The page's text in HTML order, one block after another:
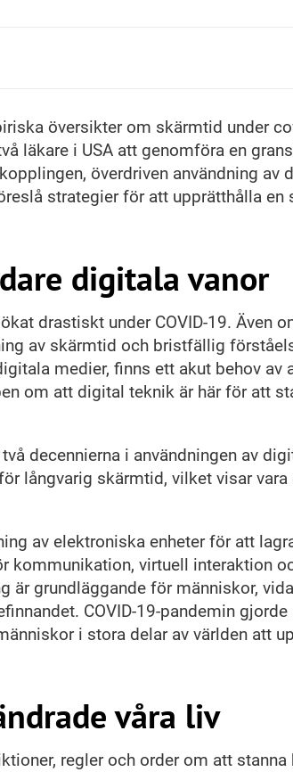
översikter om skärmtid under
läkare i USA att genomföra en
överdriven användning av
strategier för att upprätthålla en
digitala vanor
drastiskt under COVID-19. Även
av skärmtid och bristfällig
medier, finns ett akut behov av
om att digital teknik är här för att
decennierna i användningen av
långvarig skärmtid, vilket visar
av elektroniska enheter för att
kommunikation, virtuell interaktion
är grundläggande för människor,
COVID-19-pandemin
i stora delar av världen att
våra liv
regler och order om att stanna